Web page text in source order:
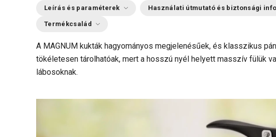
Leírás és paraméterek Használati útmutató és biztonsági
Termékcsalád
A MAGNUM kukták hagyományos megjelenésűek, és klasszikus
tökéletesen tárolhatóak, mert a hosszú nyél helyett masszív fülük
lábosoknak.